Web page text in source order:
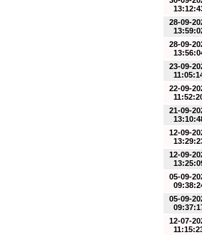
28-09-
28-09-
23-09-
22-09-
21-09-
12-09-
12-09-
05-09-
05-09-
12-07-